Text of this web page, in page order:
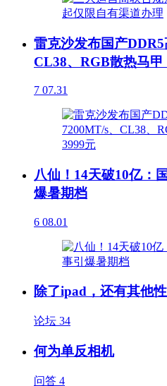
雷克沙发布国产DDR5
CL38、RGB散热马甲
7 07.31
八仙！14天破10亿：
爆暑期档
6 08.01
除了ipad，还有其他
论坛 34
何为单反相机
问答 4